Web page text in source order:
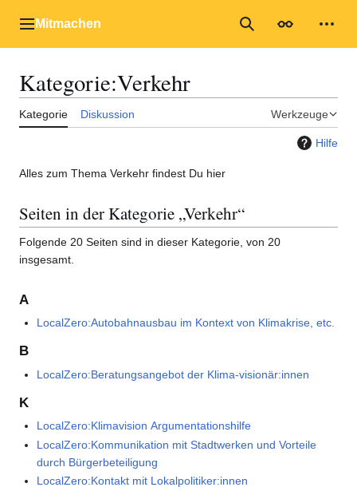
Inhalt
Hauptmenü
Mitmachen Suche
Kategorie:Verkehr
Kategorie Diskussion Werkzeuge
Hilfe
Alles zum Thema Verkehr findest Du hier
Seiten in der Kategorie „Verkehr“
Folgende 20 Seiten sind in dieser Kategorie, von 20
insgesamt.
A
LocalZero:Autobahnausbau im Kontext von Klimakrise, etc.
B
LocalZero:Beratungsangebot der Klima-visionär:innen
K
LocalZero:Klimavision Argumentationshilfe
LocalZero:Kommunikation mit Stadtwerken und Vorteile
durch Bürgerbeteiligung
LocalZero:Kontakt mit Lokalpolitiker:innen